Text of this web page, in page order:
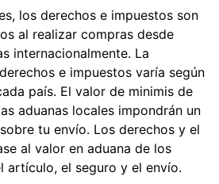
los derechos e impuestos son
al realizar compras desde
internacionalmente. La
e impuestos varía según
país. El valor de minimis de
aduanas locales impondrán un
tu envío. Los derechos y el
al valor en aduana de los
artículo, el seguro y el envío.